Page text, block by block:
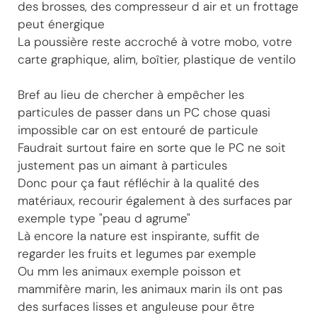
des brosses, des compresseur d air et un frottage
peut énergique
La poussière reste accroché à votre mobo, votre
carte graphique, alim, boîtier, plastique de ventilo
Bref au lieu de chercher à empêcher les
particules de passer dans un PC chose quasi
impossible car on est entouré de particule
Faudrait surtout faire en sorte que le PC ne soit
justement pas un aimant à particules
Donc pour ça faut réfléchir à la qualité des
matériaux, recourir également à des surfaces par
exemple type "peau d agrume"
Là encore la nature est inspirante, suffit de
regarder les fruits et legumes par exemple
Ou mm les animaux exemple poisson et
mammifère marin, les animaux marin ils ont pas
des surfaces lisses et anguleuse pour être